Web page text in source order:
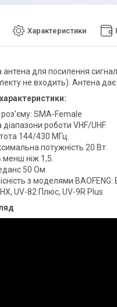
Характеристики
антена для посилення
не входить). Антена дає
SMA-Female
роботи VHF/UHF.
144/430 МГц.
потужність 20 Вт.
менш ніж 1,5.
50 Ом.
з моделями BAOFENG:
UV-82 Плюс, UV-9R Plus